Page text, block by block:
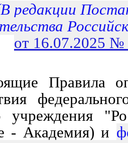
редакции
от 16.07.2025 №
Правила
учреждения
- Академия) и